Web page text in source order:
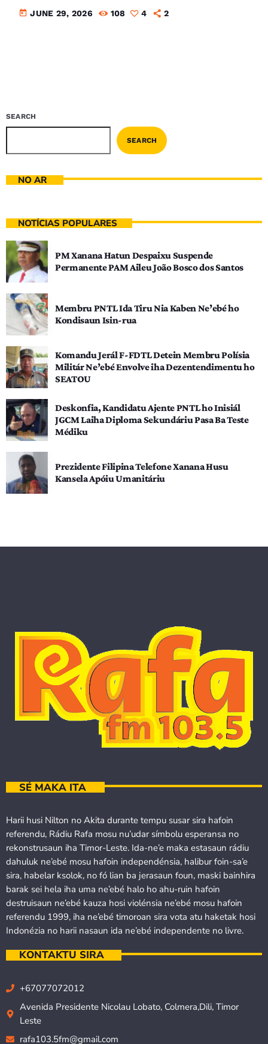
today JUNE 29, 2026 108 4 2
SEARCH
SEARCH
NO AR
NOTÍCIAS POPULARES
PM Xanana Hatun Despaixu Suspende
Permanente PAM Aileu João Bosco dos Santos
Membru PNTL Ida Tiru Nia Kaben Ne’ebé ho
Kondisaun Isin-rua
Komandu Jerál F-FDTL Detein Membru Polísia
Militár Ne’ebé Envolve iha Dezentendimentu ho
SEATOU
Deskonfia, Kandidatu Ajente PNTL ho Inisiál
JGCM Laiha Diploma Sekundáriu Pasa Ba Teste
Médiku
Prezidente Filipina Telefone Xanana Husu
Kansela Apóiu Umanitáriu
SÉ MAKA ITA
Harii husi Nilton no Akita durante tempu susar sira hafoin
referendu, Rádiu Rafa mosu nu’udar símbolu esperansa no
rekonstrusaun iha Timor-Leste. Ida-ne’e maka estasaun rádiu
dahuluk ne’ebé mosu hafoin independénsia, halibur foin-sa’e
sira, habelar ksolok, no fó lian ba jerasaun foun, maski bainhira
barak sei hela iha uma ne’ebé halo ho ahu-ruin hafoin
destruisaun ne’ebé kauza hosi violénsia ne’ebé mosu hafoin
referendu 1999, iha ne’ebé timoroan sira vota atu haketak hosi
Indonézia no harii nasaun ida ne’ebé independente no livre.
KONTAKTU SIRA
+67077072012
Avenida Presidente Nicolau Lobato, Colmera,Dili, Timor
Leste
rafa103.5fm@gmail.com